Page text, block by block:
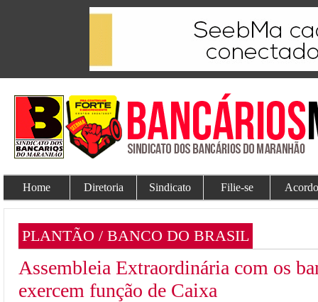
Home Diretoria Sindicato Filie-se
PLANTÃO / BANCO DO BRASIL
Assembleia Extraordinária com os
exercem função de Caixa